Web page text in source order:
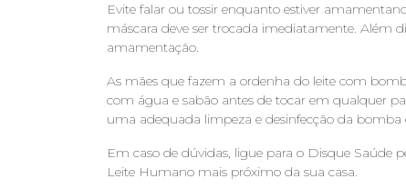
Evite falar ou tossir enquanto estiver
máscara deve ser trocada imediatamente. Além
amamentação.
As mães que fazem a ordenha do leite com
com água e sabão antes de tocar em qualquer
uma adequada limpeza e desinfecção da bomba
Em caso de dúvidas, ligue para o Disque Saúde
Leite Humano mais próximo da sua casa.